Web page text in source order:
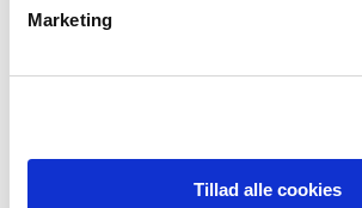
Marketing
Tillad alle cookies
Softcover med flapper